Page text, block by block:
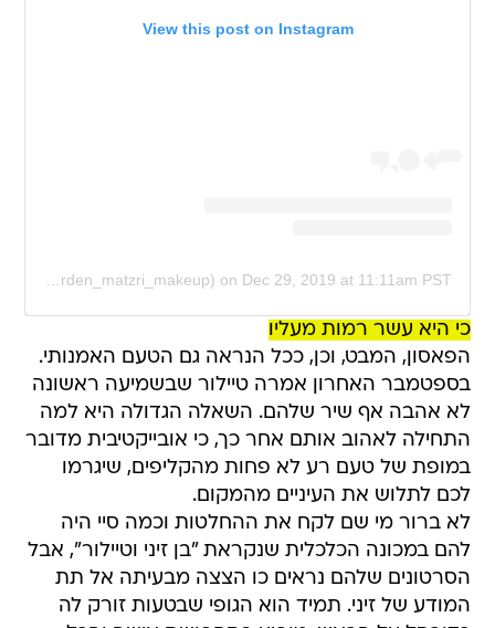
View this post on Instagram
A post shared by ??ℝ??ℕ ???ℤℝ? (@yarden_matzri_makeup) on Dec 29, 2019 at 11:11am PST
כי היא עשר רמות מעליו
הפאסון, המבט, וכן, ככל הנראה גם הטעם האמנותי.
בספטמבר האחרון אמרה טיילור שבשמיעה ראשונה
לא אהבה אף שיר שלהם. השאלה הגדולה היא למה
התחילה לאהוב אותם אחר כך, כי אובייקטיבית מדובר
במופת של טעם רע לא פחות מהקליפים, שיגרמו
לכם לתלוש את העיניים מהמקום.
לא ברור מי שם לקח את ההחלטות וכמה סיי היה
להם במכונה הכלכלית שנקראת "בן זיני וטיילור", אבל
הסרטונים שלהם נראים כו הצצה מבעיתה אל תת
המודע של זיני. תמיד הוא הגופי שבטעות זורק לה